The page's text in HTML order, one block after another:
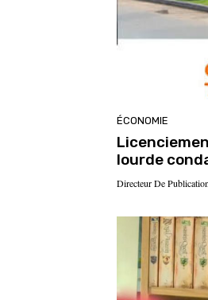
ÉCONOMIE
lourde
Directeur De Publication